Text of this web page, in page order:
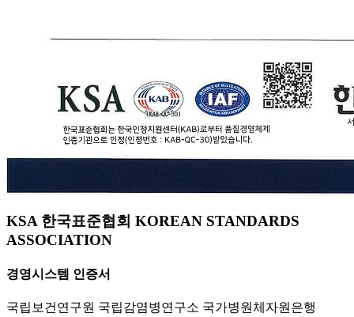
KSA 한국표준협회 KOREAN STANDARDS
ASSOCIATION
경영시스템 인증서
국립보건연구원 국립감염병연구소 국가병원체자원은행